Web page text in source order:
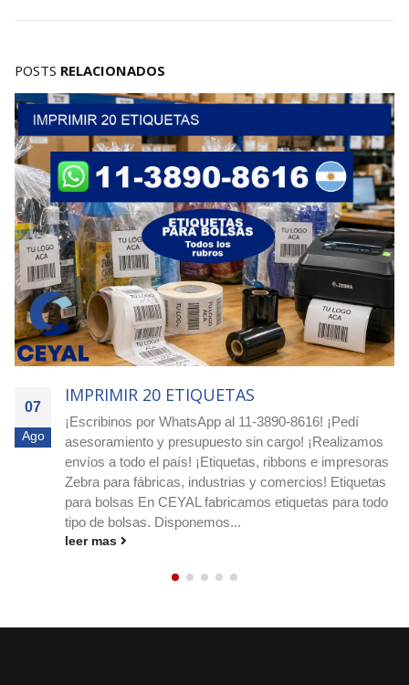
POSTS RELACIONADOS
07
Ago
IMPRIMIR 1250 ETIQUETAS
Ordená hoy - Argentina! Etiquetas redondas para -
Dietéticas / Fruterías / Proveedurías ¡Comprá etiquetas
circulares blancas o impresas en Ceyal y destacá tus
productos! Si buscás etiquetas circulares blancas o
impresas, ¡en Ceyal tenemos la solución ideal para tu
negocio!...
leer mas